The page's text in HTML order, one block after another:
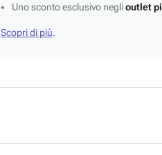
Uno sconto esclusivo neglioutlet
Scopri di più.